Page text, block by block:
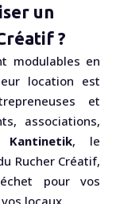
un
?
modulables en
location est
et
associations,
Kantinetik, le
Rucher Créatif,
pour vos
locaux.